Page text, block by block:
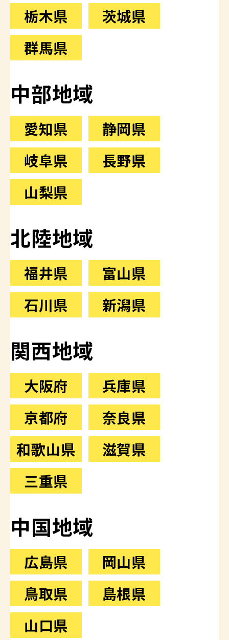
栃木県
茨城県
群馬県
中部地域
愛知県
静岡県
岐阜県
長野県
山梨県
北陸地域
福井県
富山県
石川県
新潟県
関西地域
大阪府
兵庫県
京都府
奈良県
和歌山県
滋賀県
三重県
中国地域
広島県
岡山県
鳥取県
島根県
山口県